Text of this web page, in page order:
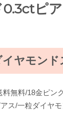
0.3ctピ
ヤモン
料無料/18金ピン
ス/一粒ダイヤ